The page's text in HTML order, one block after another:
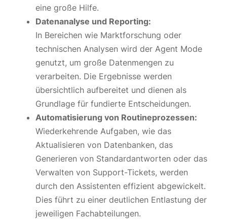
eine große Hilfe.
Datenanalyse und Reporting:
In Bereichen wie Marktforschung oder
technischen Analysen wird der Agent Mode
genutzt, um große Datenmengen zu
verarbeiten. Die Ergebnisse werden
übersichtlich aufbereitet und dienen als
Grundlage für fundierte Entscheidungen.
Automatisierung von Routineprozessen:
Wiederkehrende Aufgaben, wie das
Aktualisieren von Datenbanken, das
Generieren von Standardantworten oder das
Verwalten von Support-Tickets, werden
durch den Assistenten effizient abgewickelt.
Dies führt zu einer deutlichen Entlastung der
jeweiligen Fachabteilungen.